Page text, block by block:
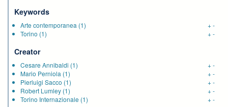
Keywords
Arte contemporanea (1) +-
Torino (1) +-
Creator
Cesare Annibaldi (1) +-
Mario Perniola (1) +-
Pierluigi Sacco (1) +-
Robert Lumley (1) +-
Torino Internazionale (1) +-